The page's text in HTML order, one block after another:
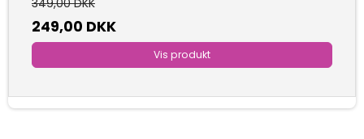
249,00 DKK
Vis produkt